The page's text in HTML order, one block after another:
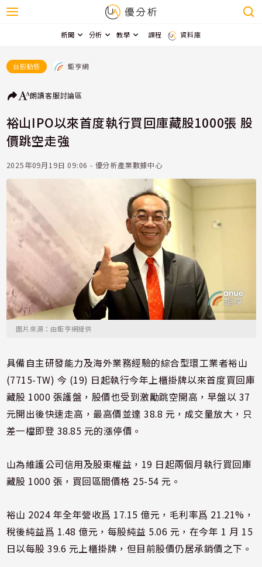
新聞 分析 教學 課程 資料庫
台股動態 鉅亨網
朗讀客服討論區
裕山IPO以來首度執行買回庫藏股1000張 股
價跳空走強
2025年09月19日 09:06 - 優分析產業數據中心
圖片來源：由鉅亨網提供
具備自主研發能力及海外業務經驗的綜合型環工業者裕山
(7715-TW) 今 (19) 日起執行今年上櫃掛牌以來首度買回庫
藏股 1000 張護盤，股價也受到激勵跳空開高，早盤以 37
元開出後快速走高，最高價並達 38.8 元，成交量放大，只
差一檔即登 38.85 元的漲停價。
山為維護公司信用及股東權益，19 日起兩個月執行買回庫
藏股 1000 張，買回區間價格 25-54 元。
裕山 2024 年全年營收爲 17.15 億元，毛利率爲 21.21%，
稅後純益爲 1.48 億元，每股純益 5.06 元，在今年 1 月 15
日以每股 39.6 元上櫃掛牌，但目前股價仍居承銷價之下。